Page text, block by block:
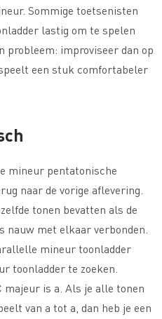
Sommige toetsenisten
lastig om te spelen
probleem: improviseer dan op
een stuk comfortabeler
mineur pentatonische
naar de vorige aflevering.
tonen bevatten als de
nauw met elkaar verbonden.
mineur toonladder
toonladder te zoeken.
majeur is a. Als je alle tonen
van a tot a, dan heb je een